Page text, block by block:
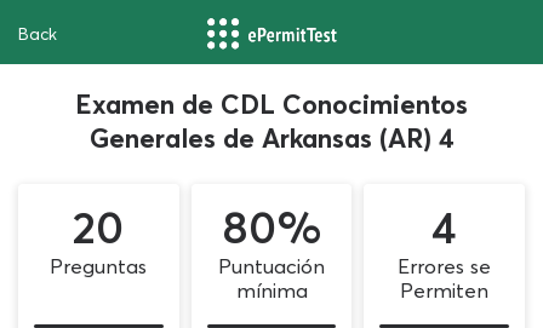
Back
Examen de CDL Conocimientos
Generales de Arkansas (AR) 4
20
Preguntas
80%
Puntuación
mínima
4
Errores se
Permiten